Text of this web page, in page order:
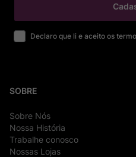
Declaro que li e aceito os
SOBRE
Sobre Nós
Nossa História
Trabalhe conosco
Nossas Lojas